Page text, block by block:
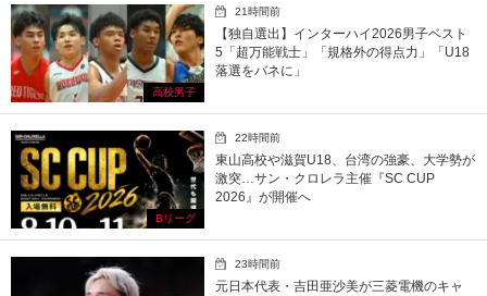
高校男子
21時間前
【独自選出】インターハイ2026男子ベスト
5「超万能戦士」「規格外の得点力」「U18
落選をバネに」
Bリーグ
22時間前
東山高校や滋賀U18、台湾の強豪、大学勢が
激突…サン・クロレラ主催『SC CUP
2026』が開催へ
23時間前
元日本代表・吉田亜沙美が三菱電機のキャ